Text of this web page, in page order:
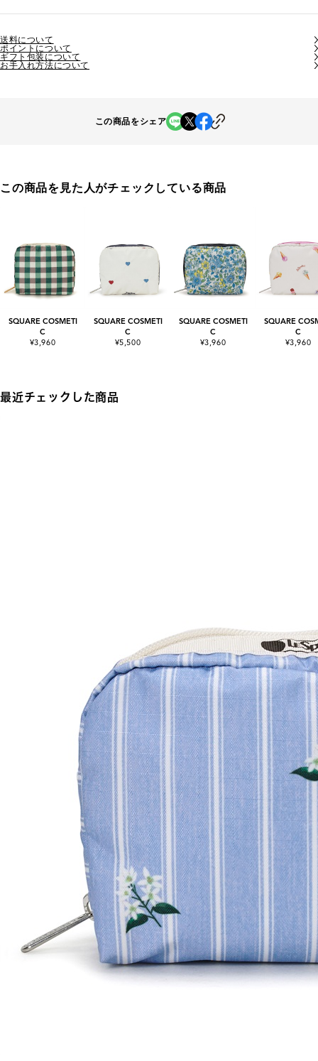
送料について
ポイントについて
ギフト包装について
お手入れ方法について
この商品をシェア
この商品を見た人がチェックしている商品
SQUARE COSMETI
C
¥3,960
SQUARE COSMETI
C
¥5,500
SQUARE COSMETI
C
¥3,960
SQUARE
C
¥3,960
最近チェックした商品